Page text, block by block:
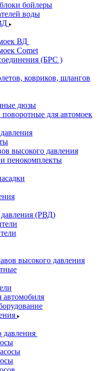
бойлеры
воды
ВД
Comet
(БРС )
ковриков, шлангов
дюзы
для автомоек
высокого давления
пенокомплекты
давления (РВД)
высокого давления
давления